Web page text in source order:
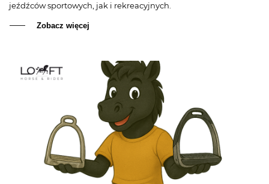
jeźdźców sportowych, jak i rekreacyjnych.
Zobacz więcej